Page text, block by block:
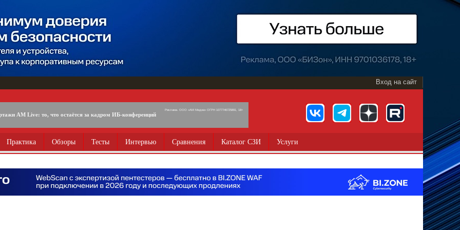
Вход на сайт
AM Live: то, что остаётся за кадром ИБ-конференций
Реклама. ООО «АМ Медиа» ОГРН 1077746725891, 18+
Практика Обзоры Тесты Интервью Сравнения Каталог СЗИ Услуги